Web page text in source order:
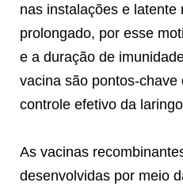
nas instalações e
prolongado, por esse
e a duração de
vacina são pontos-
controle efetivo da
As vacinas
desenvolvidas por meio